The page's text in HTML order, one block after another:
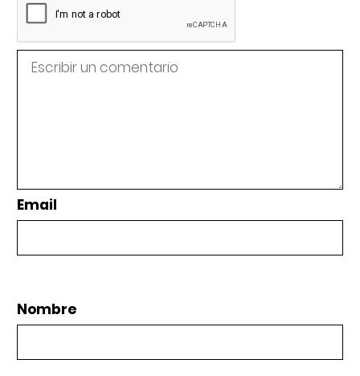
Email
Nombre